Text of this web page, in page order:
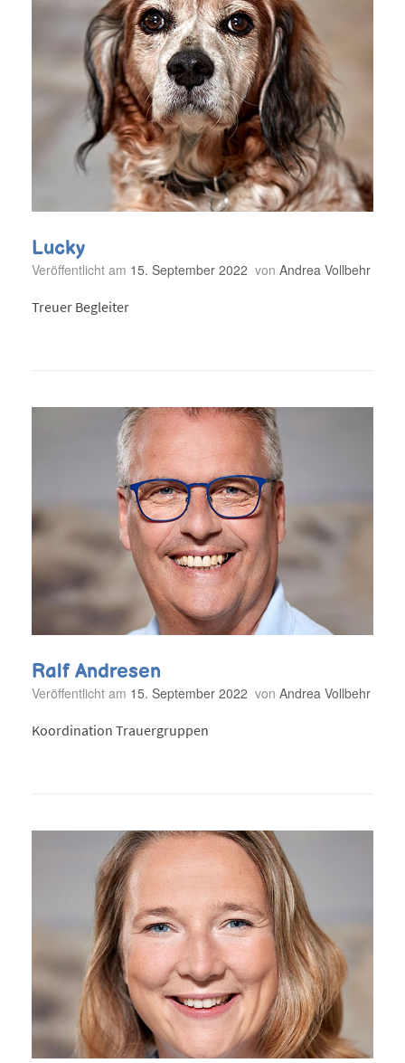
Lucky
Veröffentlicht am 15. September 2022 von Andrea Vollbehr
Treuer Begleiter
Ralf Andresen
Veröffentlicht am 15. September 2022 von Andrea Vollbehr
Koordination Trauergruppen